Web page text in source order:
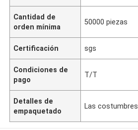
Cantidad de
orden mínima
50000 piezas
Certificación sgs
Condiciones de
pago
T/T
Detalles de
empaquetado
Las costumbres